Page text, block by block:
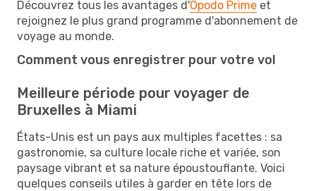
Découvrez tous les avantages d'Opodo Prime et
rejoignez le plus grand programme d'abonnement de
voyage au monde.
Comment vous enregistrer pour votre vol
Meilleure période pour voyager de
Bruxelles à Miami
États-Unis est un pays aux multiples facettes : sa
gastronomie, sa culture locale riche et variée, son
paysage vibrant et sa nature époustouflante. Voici
quelques conseils utiles à garder en tête lors de